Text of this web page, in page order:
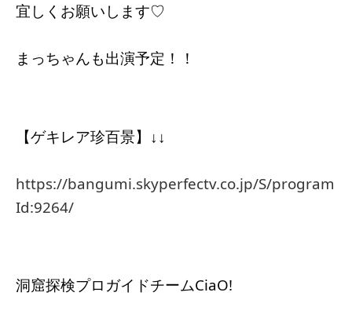
宜しくお願いします♡
まっちゃんも出演予定！！
【ゲキレア珍百景】↓↓
https://bangumi.skyperfectv.co.jp/S/program
Id:9264/
洞窟探検プロガイドチームCiaO!